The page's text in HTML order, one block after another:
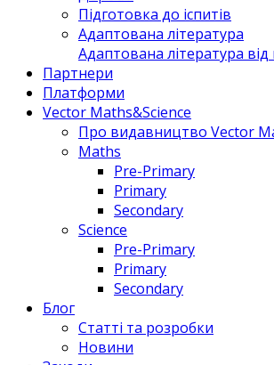
Підготовка до іспитів
Адаптована література
Адаптована література
Партнери
Платформи
Vector Maths&Science
Про видавництво Vector
Maths
Pre-Primary
Primary
Secondary
Science
Pre-Primary
Primary
Secondary
Блог
Статті та розробки
Новини